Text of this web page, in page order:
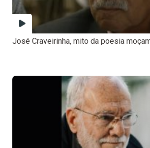
José Craveirinha, mito da poesia